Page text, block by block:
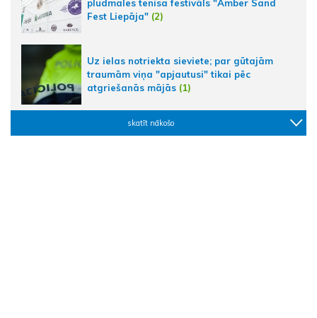
pludmales tenisa festivāls "Amber Sand
Fest Liepāja" (2)
Uz ielas notriekta sieviete; par gūtajām
traumām viņa "apjautusi" tikai pēc
atgriešanās mājās (1)
skatīt nākošo